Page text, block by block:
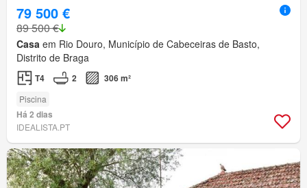
79 500 €
89 500 €
Casa em Rio Douro, Município de Cabeceiras de Basto,
Distrito de Braga
T4 2 306 m²
Piscina
Há 2 dias
IDEALISTA.PT